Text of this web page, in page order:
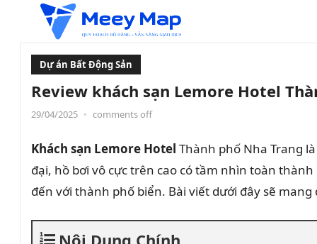
Dự án Bất Động Sản
Review khách sạn Lemore Hotel
29/04/2025 • comments off
Khách sạn Lemore Hotel Thành phố Nha Trang
đại, hồ bơi vô cực trên cao có tầm nhìn toàn
đến với thành phố biển. Bài viết dưới đây sẽ
Nội Dung Chính